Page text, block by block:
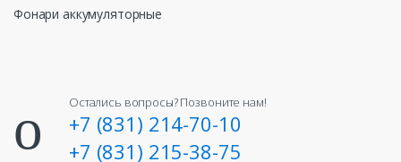
Фонари аккумуляторные
Остались вопросы? Позвоните нам!
+7 (831) 214-70-10
+7 (831) 215-38-75